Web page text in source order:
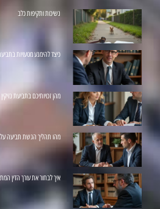
נשיכות ותקיפות כלב
כיצד להימנע מטעויות
מהן זכויותיכם בתביעת
מהו תהליך הגשת תביעה על
איך לבחור את עורך הדין